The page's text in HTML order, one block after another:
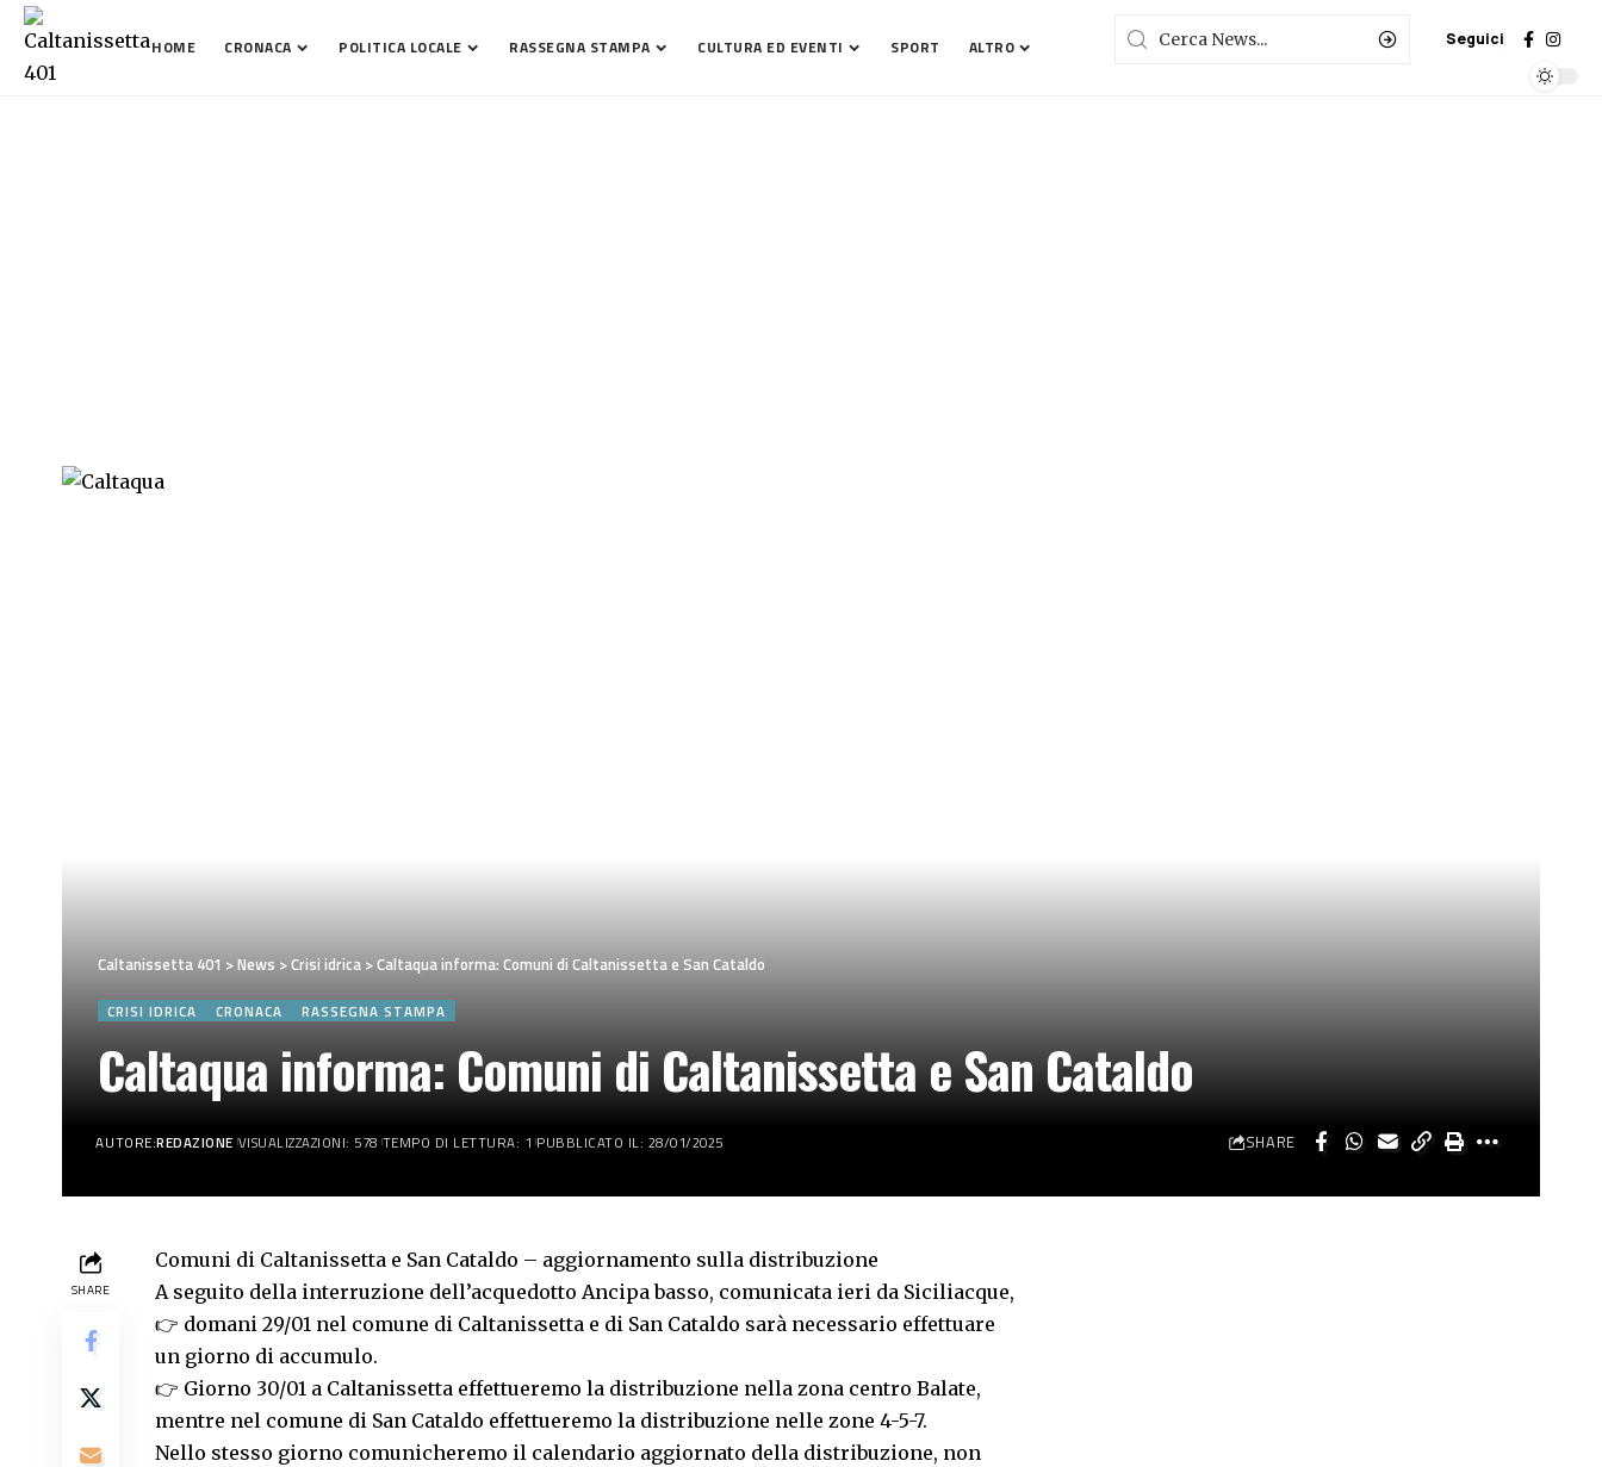
HOME CRONACA POLITICA LOCALE RASSEGNA STAMPA CULTURA ED EVENTI SPORT ALTRO Seguici
Caltanissetta 401 >News >Crisi idrica >Caltaqua informa: Comuni di Caltanissetta e San Cataldo
CRISI IDRICA CRONACA RASSEGNA STAMPA
Caltaqua informa: Comuni di Caltanissetta e San Cataldo
AUTORE:REDAZIONE VISUALIZZAZIONI: 578 TEMPO DI LETTURA: 1 PUBBLICATO IL: 28/01/2025 SHARE
SHARE
Comuni di Caltanissetta e San Cataldo – aggiornamento sulla distribuzione
A seguito della interruzione dell’acquedotto Ancipa basso, comunicata ieri da Siciliacque,
👉 domani 29/01 nel comune di Caltanissetta e di San Cataldo sarà necessario effettuare
un giorno di accumulo.
👉 Giorno 30/01 a Caltanissetta effettueremo la distribuzione nella zona centro Balate,
mentre nel comune di San Cataldo effettueremo la distribuzione nelle zone 4-5-7.
Nello stesso giorno comunicheremo il calendario aggiornato della distribuzione, non